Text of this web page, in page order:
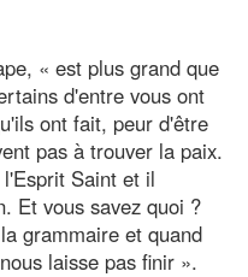
« est plus grand que
d'entre vous ont
ont fait, peur d'être
pas à trouver la paix.
Saint et il
Et vous savez quoi ?
grammaire et quand
laisse pas finir ».